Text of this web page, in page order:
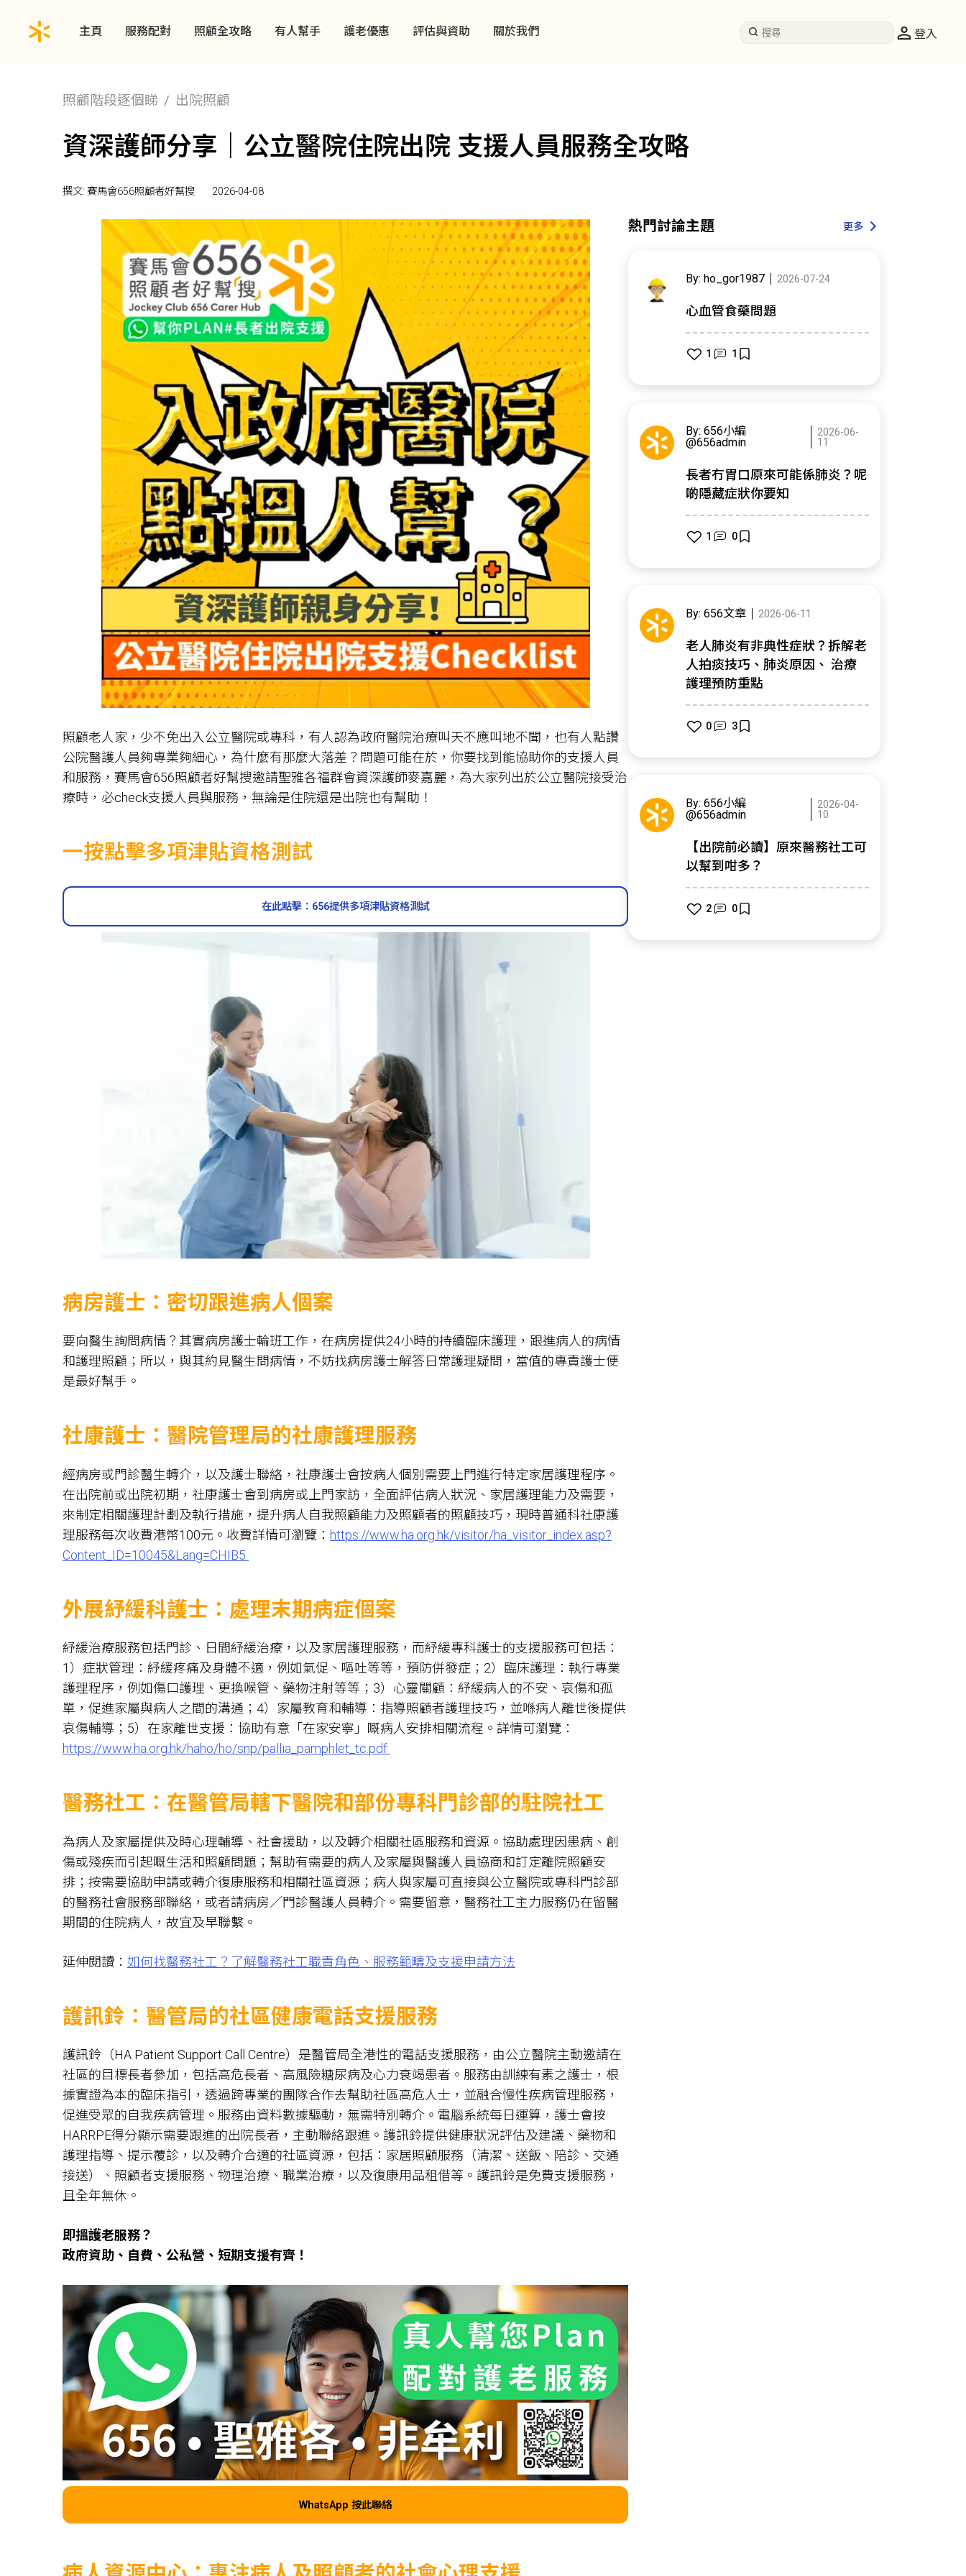
主頁 服務配對 照顧全攻略 有人幫手 護老優惠 評估與資助 關於我們 登入
照顧階段逐個睇 出院照顧
資深護師分享｜公立醫院住院出院 支援人員服務全攻略
撰文: 賽馬會656照顧者好幫搜 2026-04-08
照顧老人家，少不免出入公立醫院或專科，有人認為政府醫院治療叫天不應叫地不聞，也有人點讚
公院醫護人員夠專業夠細心，為什麼有那麼大落差？問題可能在於，你要找到能協助你的支援人員
和服務，賽馬會656照顧者好幫搜邀請聖雅各福群會資深護師麥嘉麗，為大家列出於公立醫院接受治
療時，必check支援人員與服務，無論是住院還是出院也有幫助！
一按點擊多項津貼資格測試
在此點擊：656提供多項津貼資格測試
病房護士：密切跟進病人個案
要向醫生詢問病情？其實病房護士輪班工作，在病房提供24小時的持續臨床護理，跟進病人的病情
和護理照顧；所以，與其約見醫生問病情，不妨找病房護士解答日常護理疑問，當值的專責護士便
是最好幫手。
社康護士：醫院管理局的社康護理服務
經病房或門診醫生轉介，以及護士聯絡，社康護士會按病人個別需要上門進行特定家居護理程序。
在出院前或出院初期，社康護士會到病房或上門家訪，全面評估病人狀況、家居護理能力及需要，
來制定相關護理計劃及執行措施，提升病人自我照顧能力及照顧者的照顧技巧，現時普通科社康護
理服務每次收費港幣100元。收費詳情可瀏覽： https://www.ha.org.hk/visitor/ha_visitor_index.asp?
Content_ID=10045&Lang=CHIB5
外展紓緩科護士：處理末期病症個案
紓緩治療服務包括門診、日間紓緩治療，以及家居護理服務，而紓緩專科護士的支援服務可包括：
1）症狀管理：紓緩疼痛及身體不適，例如氣促、嘔吐等等，預防併發症；2）臨床護理：執行專業
護理程序，例如傷口護理、更換喉管、藥物注射等等；3）心靈關顧：紓緩病人的不安、哀傷和孤
單，促進家屬與病人之間的溝通；4）家屬教育和輔導：指導照顧者護理技巧，並喺病人離世後提供
哀傷輔導；5）在家離世支援：協助有意「在家安寧」嘅病人安排相關流程。詳情可瀏覽：
https://www.ha.org.hk/haho/ho/snp/pallia_pamphlet_tc.pdf
醫務社工：在醫管局轄下醫院和部份專科門診部的駐院社工
為病人及家屬提供及時心理輔導、社會援助，以及轉介相關社區服務和資源。協助處理因患病、創
傷或殘疾而引起嘅生活和照顧問題；幫助有需要的病人及家屬與醫護人員協商和訂定離院照顧安
排；按需要協助申請或轉介復康服務和相關社區資源；病人與家屬可直接與公立醫院或專科門診部
的醫務社會服務部聯絡，或者請病房／門診醫護人員轉介。需要留意，醫務社工主力服務仍在留醫
期間的住院病人，故宜及早聯繫。
延伸閱讀： 如何找醫務社工？了解醫務社工職責角色、服務範疇及支援申請方法
護訊鈴：醫管局的社區健康電話支援服務
護訊鈴（HA Patient Support Call Centre）是醫管局全港性的電話支援服務，由公立醫院主動邀請在
社區的目標長者參加，包括高危長者、高風險糖尿病及心力衰竭患者。服務由訓練有素之護士，根
據實證為本的臨床指引，透過跨專業的團隊合作去幫助社區高危人士，並融合慢性疾病管理服務，
促進受眾的自我疾病管理 。 服務由資料數據驅動，無需特別轉介。電腦系統每日運算，護士會按
HARRPE得分顯示需要跟進的出院長者，主動聯絡跟進。護訊鈴提供健康狀況評估及建議、藥物和
護理指導、提示覆診，以及轉介合適的社區資源，包括：家居照顧服務（清潔、送飯、陪診、交通
接送）、照顧者支援服務、物理治療、職業治療，以及復康用品租借等。護訊鈴是免費支援服務，
且全年無休。
即搵護老服務？
政府資助、自費、公私營、短期支援有齊！
WhatsApp 按此聯絡
熱門討論主題 更多
By: ho_gor1987 2026-07-24
心血管食藥問題
1 1
By: 656小編
@656admin
2026-06-
11
長者冇胃口原來可能係肺炎？呢
啲隱藏症狀你要知
1 0
By: 656文章 2026-06-11
老人肺炎有非典性症狀？拆解老
人拍痰技巧、肺炎原因、 治療
護理預防重點
0 3
By: 656小編
@656admin
2026-04-
10
【出院前必讀】原來醫務社工可
以幫到咁多？
2 0